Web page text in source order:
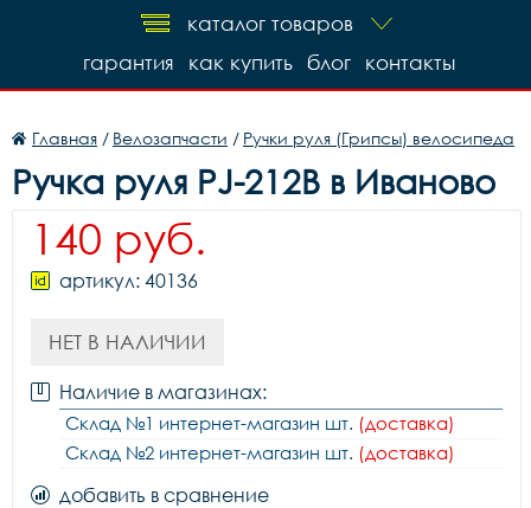
каталог товаров
контакты
блог
как купить
гарантия
Главная / Велозапчасти / Ручки руля (Грипсы) велосипеда
Ручка руля PJ-212B в Иваново
140 руб.
артикул: 40136
НЕТ В НАЛИЧИИ
Наличие в магазинах:
Склад №1 интернет-магазин шт. (доставка)
Склад №2 интернет-магазин шт. (доставка)
добавить в сравнение